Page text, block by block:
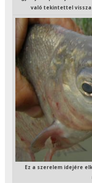
való tekintettel
Ez a szerelem idejére